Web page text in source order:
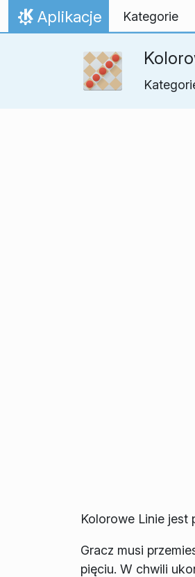
Przejdź to treści
Strona domowa
Aplikacje Kategorie
Kolorowe Linie jest
Gracz musi
pięciu. W chwili